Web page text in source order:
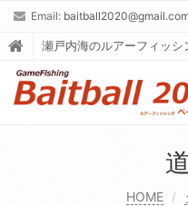
Email:
瀬戸内海のルアーフィッシ
HOME